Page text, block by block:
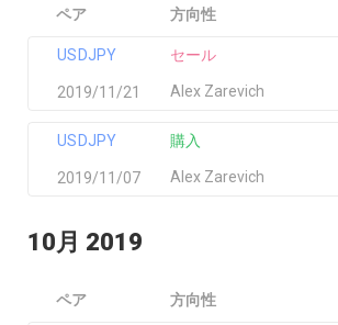
ペア 方向性
USDJPY
Alex Zarevich
セール
2019/11/21
USDJPY
Alex Zarevich
購入
2019/11/07
10月 2019
ペア 方向性